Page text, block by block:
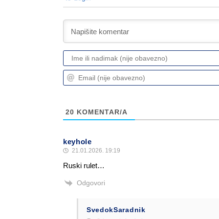
20 KOMENTAR/A
keyhole
21.01.2026. 19:19
Ruski rulet…
Odgovori
SvedokSaradnik